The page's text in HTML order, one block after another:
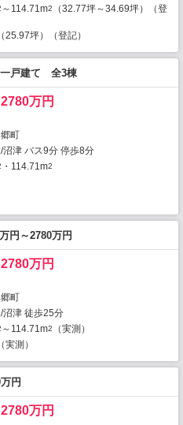
～114.71m2
（32.77坪～34.69坪）（登
（25.97坪）（登記）
戸建て 全3棟
万円
町
/沼津 バス9分 停歩8分
・114.71m2
円～2780万円
万円
町
/沼津 徒歩25分
～114.71m2
（実測）
（実測）
円
万円